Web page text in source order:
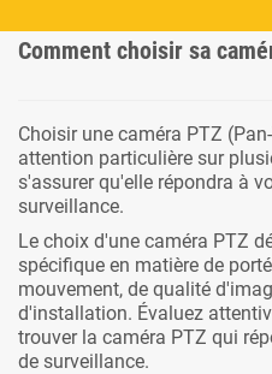
Comment choisir sa
Choisir une caméra PTZ
attention particulière sur
s'assurer qu'elle répondra à
surveillance.
Le choix d'une caméra PTZ
spécifique en matière de
mouvement, de qualité
d'installation. Évaluez
trouver la caméra PTZ qui
de surveillance.